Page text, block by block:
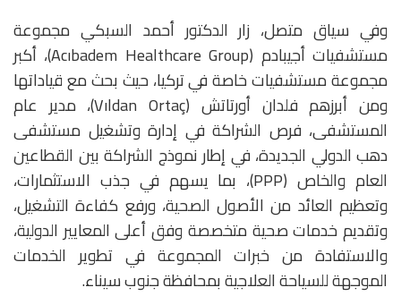
وفي سياق متصل، زار الدكتور أحمد السبكي مجموعة
مستشفيات أجيبادم (Acıbadem Healthcare Group)، أكبر
مجموعة مستشفيات خاصة في تركيا، حيث بحث مع قياداتها
ومن أبرزهم فلدان أورتاتش (Vıldan Ortaç)، مدير عام
المستشفى، فرص الشراكة في إدارة وتشغيل مستشفى
دهب الدولي الجديدة، في إطار نموذج الشراكة بين القطاعين
العام والخاص (PPP)، بما يسهم في جذب الاستثمارات،
وتعظيم العائد من الأصول الصحية، ورفع كفاءة التشغيل،
وتقديم خدمات صحية متخصصة وفق أعلى المعايير الدولية،
والاستفادة من خبرات المجموعة في تطوير الخدمات
الموجهة للسياحة العلاجية بمحافظة جنوب سيناء.